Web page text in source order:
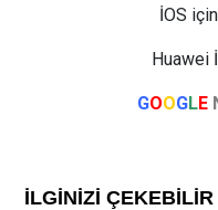
İOS
Huawei
GOOGLE